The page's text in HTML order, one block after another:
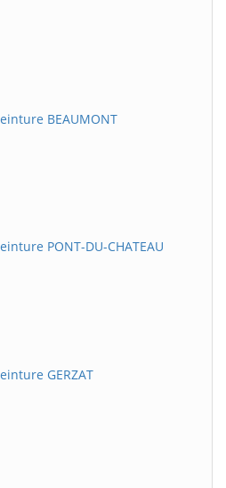
BEAUMONT
PONT-DU-CHATEAU
GERZAT